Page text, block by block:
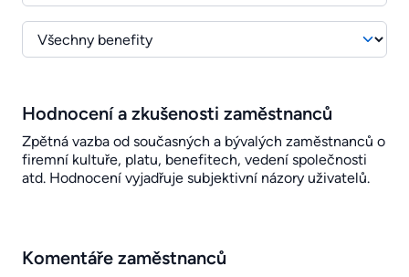
Hodnocení a zkušenosti zaměstnanců
Zpětná vazba od současných a bývalých zaměstnanců o
firemní kultuře, platu, benefitech, vedení společnosti
atd. Hodnocení vyjadřuje subjektivní názory uživatelů.
Komentáře zaměstnanců